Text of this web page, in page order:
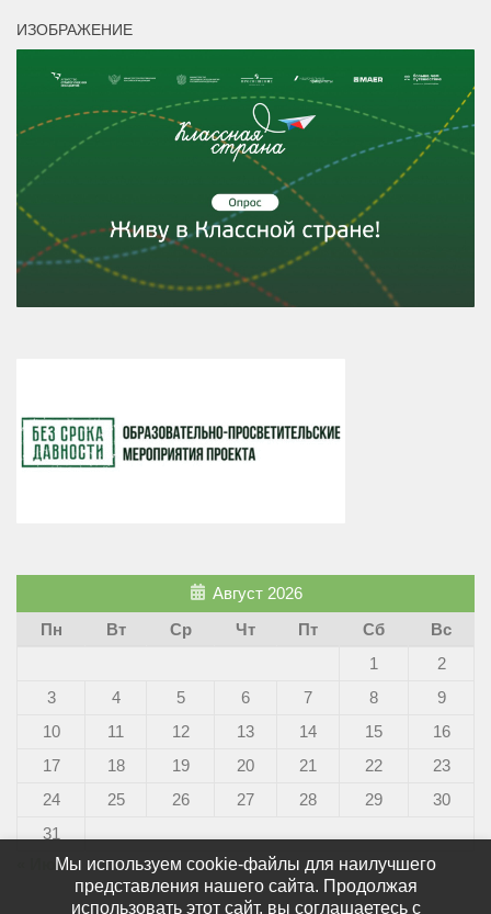
ИЗОБРАЖЕНИЕ
Август 2026
Пн
Вт Ср Чт Пт Сб
Вс
1
2
3
4 5 6 7 8
9
10
11 12 13 14 15
16
17
18 19 20 21 22
23
24
25 26 27 28 29
30
31
« ИюнМы используем cookie-файлы для наилучшего
представления нашего сайта. Продолжая
использовать этот сайт, вы соглашаетесь с